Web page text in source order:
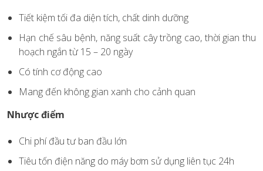
Tiết kiệm tối đa diện tích, chất dinh dưỡng
Hạn chế sâu bệnh, năng suất cây trồng cao, thời gian thu
hoạch ngắn từ 15 – 20 ngày
Có tính cơ động cao
Mang đến không gian xanh cho cảnh quan
Nhược điểm
Chi phí đầu tư ban đầu lớn
Tiêu tốn điện năng do máy bơm sử dụng liên tục 24h